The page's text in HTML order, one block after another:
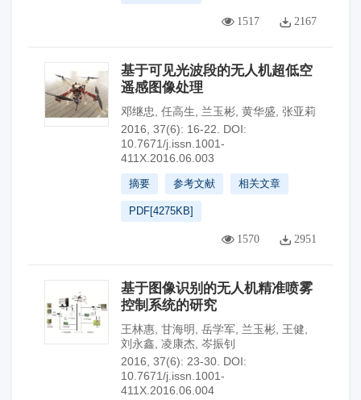
1517 2167
基于可见光波段的无人机超低空
遥感图像处理
邓继忠 任高生 兰玉彬 黄华盛 张亚莉
2016, 37(6): 16-22.
DOI:
10.7671/j.issn.1001-
411X.2016.06.003
摘要 参考文献 相关文章
PDF[4275KB]
1570 2951
基于图像识别的无人机精准喷雾
控制系统的研究
王林惠 甘海明 岳学军 兰玉彬 王健
刘永鑫 凌康杰 岑振钊
2016, 37(6): 23-30. DOI:
10.7671/j.issn.1001-
411X.2016.06.004